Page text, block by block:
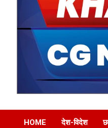
Khabar
HOME देश-विदेश